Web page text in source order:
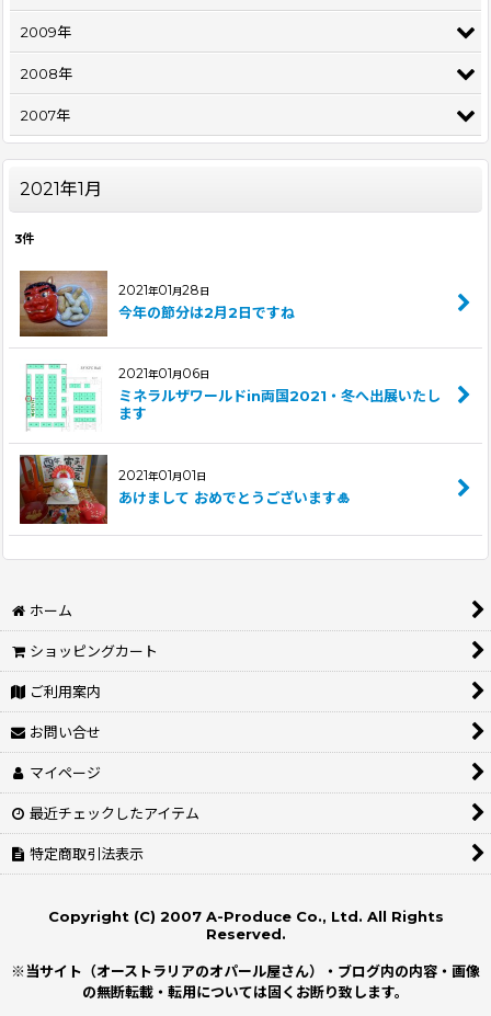
2021年1月
3件
2021年01月28日
今年の節分は2月2日ですね
2021年01月06日
ミネラルザワールドin両国2021・冬へ出展いたし
ます
2021年01月01日
あけまして おめでとうございます🎍
2009年
2008年
2007年
ホーム
ショッピングカート
ご利用案内
お問い合せ
マイページ
最近チェックしたアイテム
特定商取引法表示
Copyright (C) 2007 A-Produce Co., Ltd. All Rights
Reserved.
※当サイト（オーストラリアのオパール屋さん）・ブログ内の内容・画像
の無断転載・転用については固くお断り致します。